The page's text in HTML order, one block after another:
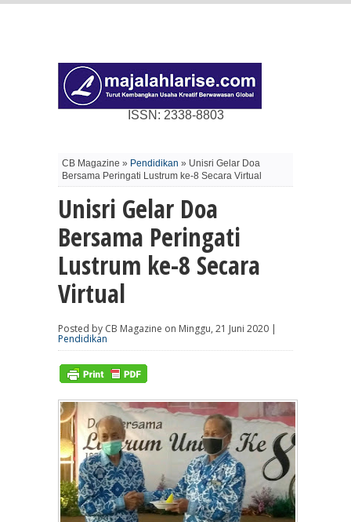
ISSN: 2338-8803
CB Magazine » Pendidikan » Unisri Gelar Doa
Bersama Peringati Lustrum ke-8 Secara Virtual
Unisri Gelar Doa
Bersama Peringati
Lustrum ke-8 Secara
Virtual
Posted by CB Magazine on Minggu, 21 Juni 2020 |
Pendidikan